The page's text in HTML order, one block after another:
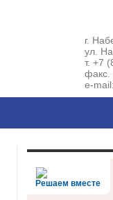
г.
ул.
т. +7
факс.
e-
Решаем вместе